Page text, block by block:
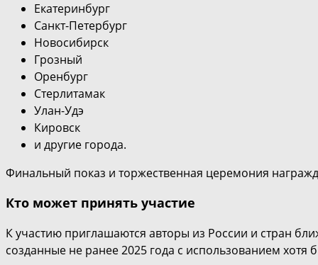
Екатеринбург
Санкт-Петербург
Новосибирск
Грозный
Оренбург
Стерлитамак
Улан-Удэ
Кировск
и другие города.
Финальный показ и торжественная церемония
Кто может принять участие
К участию приглашаются авторы из России и стран
созданные не ранее 2025 года с использованием хотя